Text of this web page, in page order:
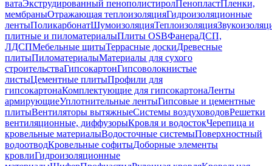
ватаЭкструдированный пенополистиролПенопластПленки,
мембраныОтражающая теплоизоляцияГидроизоляционные
лентыПоликарбонатШумоизоляцияТеплоизоляция
плитные и пиломатериалыПлиты OSBФанераДСП,
ЛДСПМебельные щитыТеррасные доскиДревесные
плитыПиломатериалыМатериалы для сухого
строительстваГипсокартонГипсоволокнистые
листыЦементные плитыПрофили для
гипсокартонаКомплектующие для гипсокартонаЛенты
армирующиеУплотнительные лентыГипсовые и цементные
плитыВентиляторы вытяжныеСистемы воздуховодовРешетки
вентиляционные, диффузорыКровля и водостокЧерепица и
кровельные материалыВодосточные системыПоверхностный
водоотводКровельные софитыДоборные элементы
кровлиГидроизоляционные